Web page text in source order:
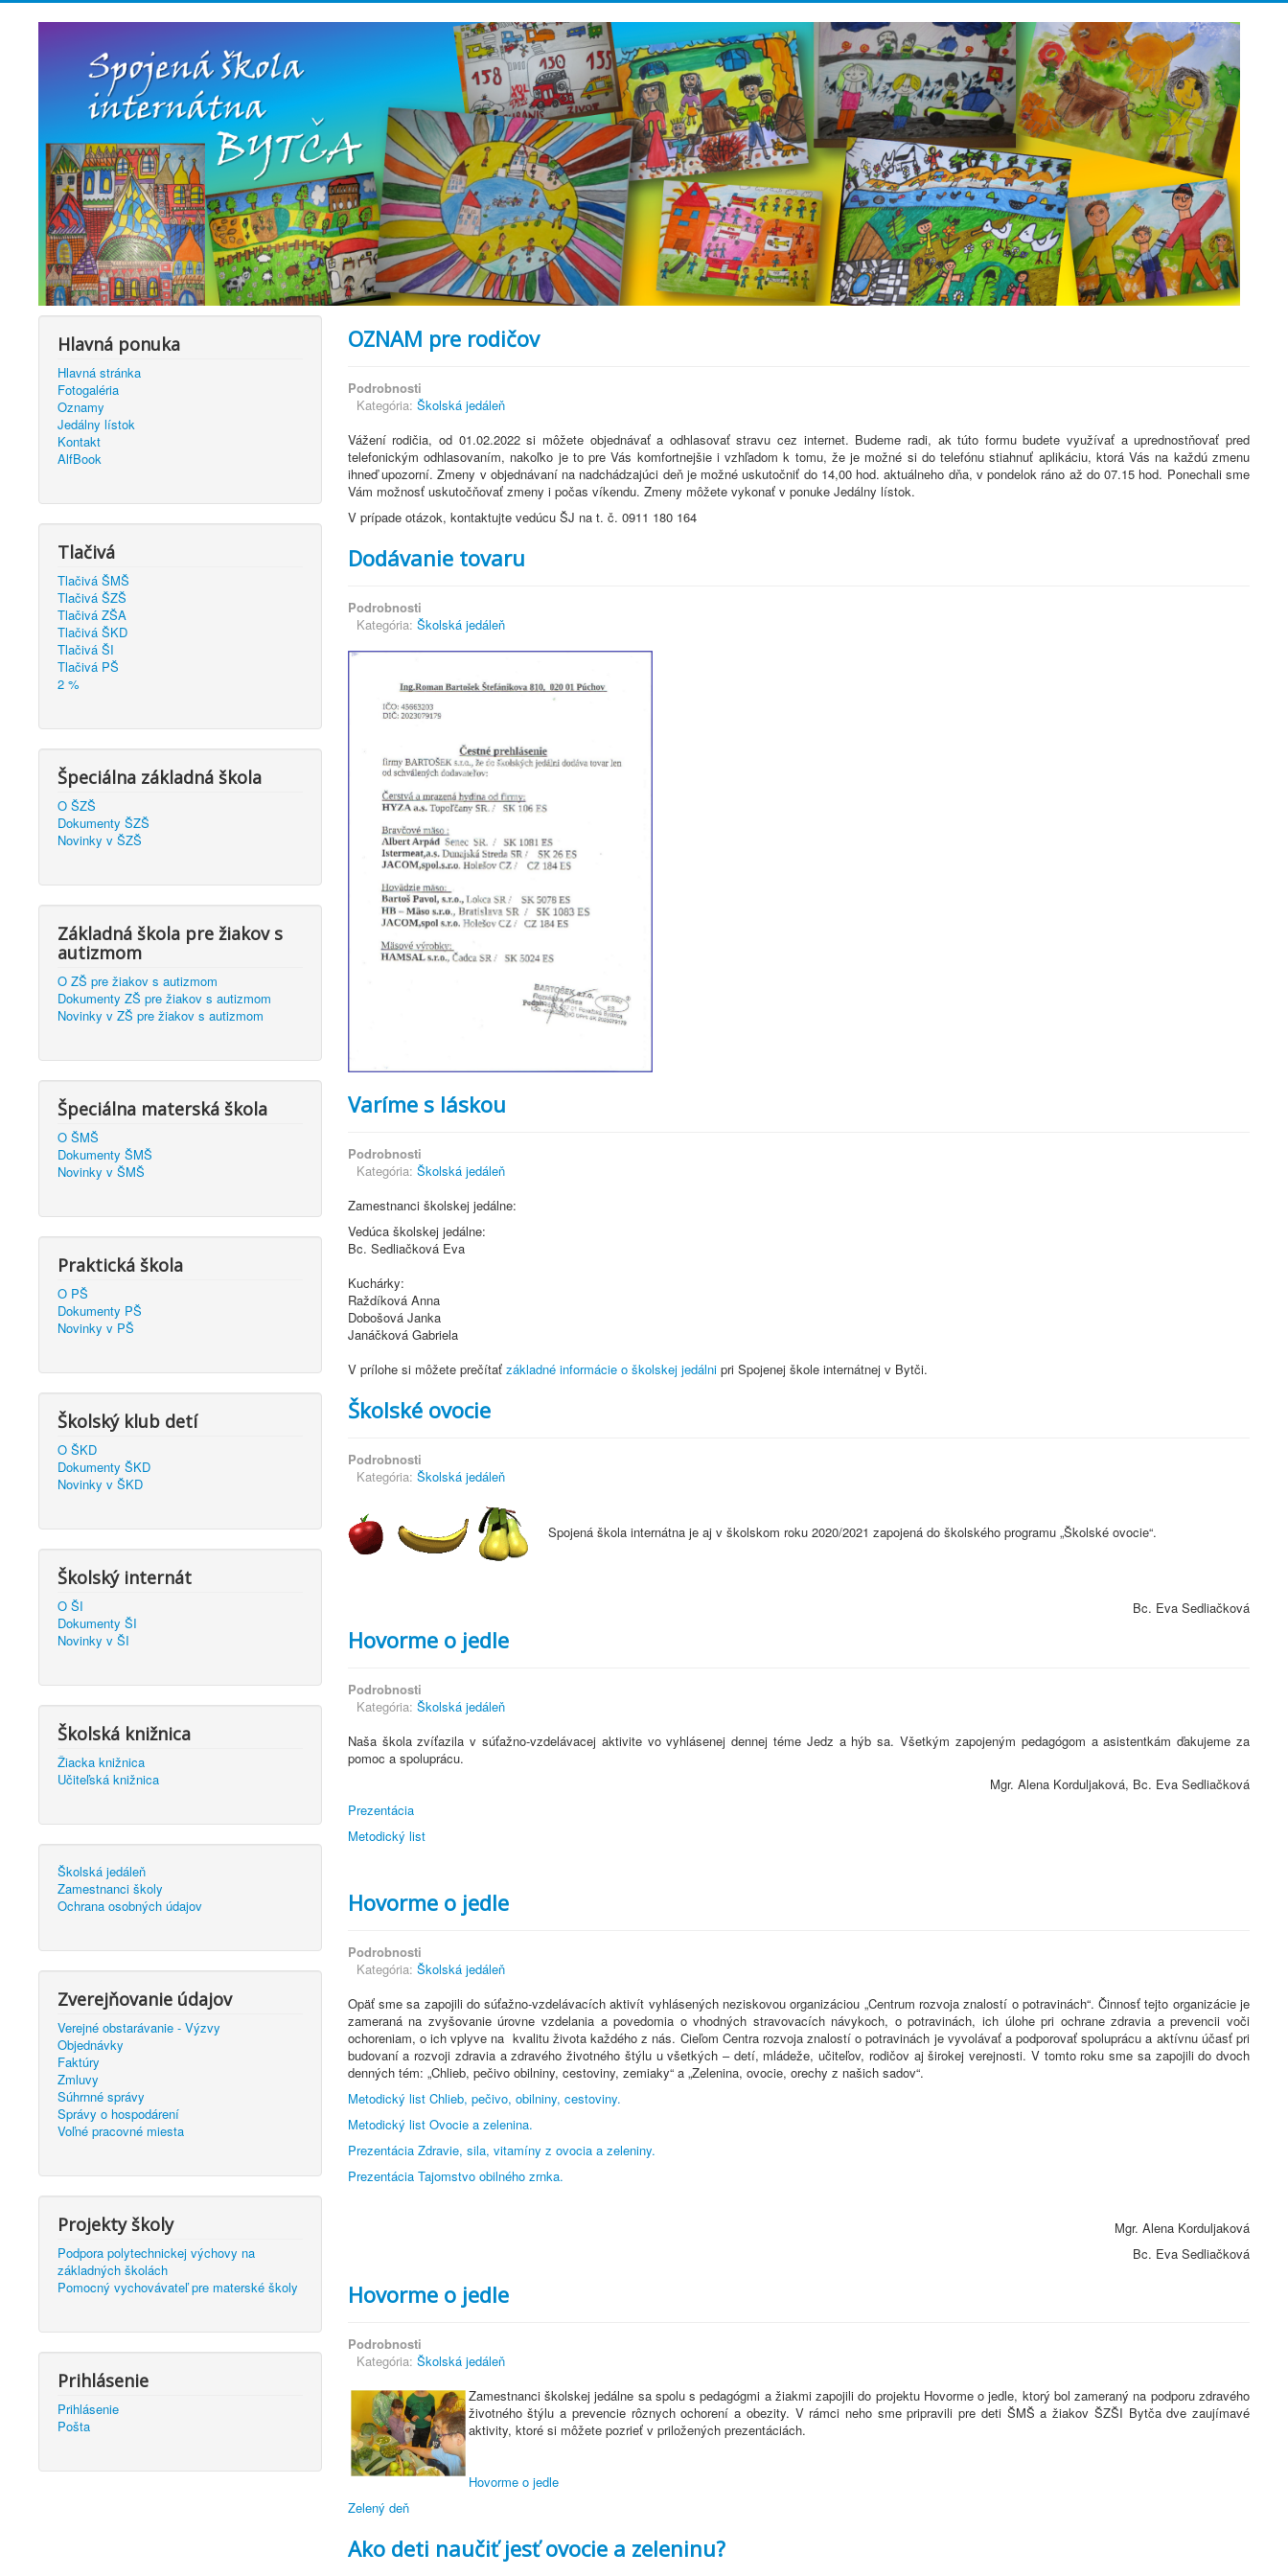
Hlavná ponuka
Hlavná stránka
Fotogaléria
Oznamy
Jedálny lístok
Kontakt
AlfBook
Tlačivá
Tlačivá ŠMŠ
Tlačivá ŠZŠ
Tlačivá ZŠA
Tlačivá ŠKD
Tlačivá ŠI
Tlačivá PŠ
2 %
Špeciálna základná škola
O ŠZŠ
Dokumenty ŠZŠ
Novinky v ŠZŠ
Základná škola pre žiakov s
autizmom
O ZŠ pre žiakov s autizmom
Dokumenty ZŠ pre žiakov s autizmom
Novinky v ZŠ pre žiakov s autizmom
Špeciálna materská škola
O ŠMŠ
Dokumenty ŠMŠ
Novinky v ŠMŠ
Praktická škola
O PŠ
Dokumenty PŠ
Novinky v PŠ
Školský klub detí
O ŠKD
Dokumenty ŠKD
Novinky v ŠKD
Školský internát
O ŠI
Dokumenty ŠI
Novinky v ŠI
Školská knižnica
Žiacka knižnica
Učiteľská knižnica
Školská jedáleň
Zamestnanci školy
Ochrana osobných údajov
Zverejňovanie údajov
Verejné obstarávanie - Výzvy
Objednávky
Faktúry
Zmluvy
Súhrnné správy
Správy o hospodárení
Voľné pracovné miesta
Projekty školy
Podpora polytechnickej výchovy na
základných školách
Pomocný vychovávateľ pre materské školy
Prihlásenie
Prihlásenie
Pošta
OZNAM pre rodičov
Podrobnosti
Kategória: Školská jedáleň
Vážení rodičia, od 01.02.2022 si môžete objednávať a odhlasovať stravu cez internet. Budeme radi, ak túto formu budete využívať a uprednostňovať pred
telefonickým odhlasovaním, nakoľko je to pre Vás komfortnejšie i vzhľadom k tomu, že je možné si do telefónu stiahnuť aplikáciu, ktorá Vás na každú zmenu
ihneď upozorní. Zmeny v objednávaní na nadchádzajúci deň je možné uskutočniť do 14,00 hod. aktuálneho dňa, v pondelok ráno až do 07.15 hod. Ponechali sme
Vám možnosť uskutočňovať zmeny i počas víkendu. Zmeny môžete vykonať v ponuke Jedálny lístok.
V prípade otázok, kontaktujte vedúcu ŠJ na t. č. 0911 180 164
Dodávanie tovaru
Podrobnosti
Kategória: Školská jedáleň
Varíme s láskou
Podrobnosti
Kategória: Školská jedáleň
Zamestnanci školskej jedálne:
Vedúca školskej jedálne:
Bc. Sedliačková Eva
Kuchárky:
Raždíková Anna
Dobošová Janka
Janáčková Gabriela
V prílohe si môžete prečítať základné informácie o školskej jedálnipri Spojenej škole internátnej v Bytči.
Školské ovocie
Podrobnosti
Kategória: Školská jedáleň
Spojená škola internátna je aj v školskom roku 2020/2021 zapojená do školského programu „Školské ovocie“.
Bc. Eva Sedliačková
Hovorme o jedle
Podrobnosti
Kategória: Školská jedáleň
Naša škola zvíťazila v súťažno-vzdelávacej aktivite vo vyhlásenej dennej téme Jedz a hýb sa. Všetkým zapojeným pedagógom a asistentkám ďakujeme za
pomoc a spoluprácu.
Mgr. Alena Korduljaková, Bc. Eva Sedliačková
Prezentácia
Metodický list
Hovorme o jedle
Podrobnosti
Kategória: Školská jedáleň
Opäť sme sa zapojili do súťažno-vzdelávacích aktivít vyhlásených neziskovou organizáciou „Centrum rozvoja znalostí o potravinách“. Činnosť tejto organizácie je
zameraná na zvyšovanie úrovne vzdelania a povedomia o vhodných stravovacích návykoch, o potravinách, ich úlohe pri ochrane zdravia a prevencii voči
ochoreniam, o ich vplyve na kvalitu života každého z nás. Cieľom Centra rozvoja znalostí o potravinách je vyvolávať a podporovať spoluprácu a aktívnu účasť pri
budovaní a rozvoji zdravia a zdravého životného štýlu u všetkých – detí, mládeže, učiteľov, rodičov aj širokej verejnosti. V tomto roku sme sa zapojili do dvoch
denných tém: „Chlieb, pečivo obilniny, cestoviny, zemiaky“ a „Zelenina, ovocie, orechy z našich sadov“.
Metodický list Chlieb, pečivo, obilniny, cestoviny.
Metodický list Ovocie a zelenina.
Prezentácia Zdravie, sila, vitamíny z ovocia a zeleniny.
Prezentácia Tajomstvo obilného zrnka.
Mgr. Alena Korduljaková
Bc. Eva Sedliačková
Hovorme o jedle
Podrobnosti
Kategória: Školská jedáleň
Zamestnanci školskej jedálne sa spolu s pedagógmi a žiakmi zapojili do projektu Hovorme o jedle, ktorý bol zameraný na podporu zdravého
životného štýlu a prevencie rôznych ochorení a obezity. V rámci neho sme pripravili pre deti ŠMŠ a žiakov ŠZŠI Bytča dve zaujímavé
aktivity, ktoré si môžete pozrieť v priložených prezentáciách.
Hovorme o jedle
Zelený deň
Ako deti naučiť jesť ovocie a zeleninu?